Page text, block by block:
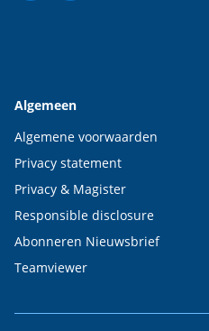
Algemeen
Algemene voorwaarden
Privacy statement
Privacy & Magister
Responsible disclosure
Abonneren Nieuwsbrief
Teamviewer